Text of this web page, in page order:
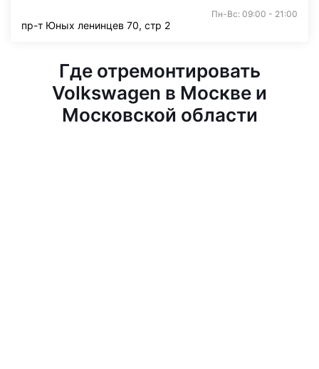
Пн-Вс: 09:00 - 21:00
пр-т Юных ленинцев 70, стр 2
Где отремонтировать
Volkswagen в Москве и
Московской области